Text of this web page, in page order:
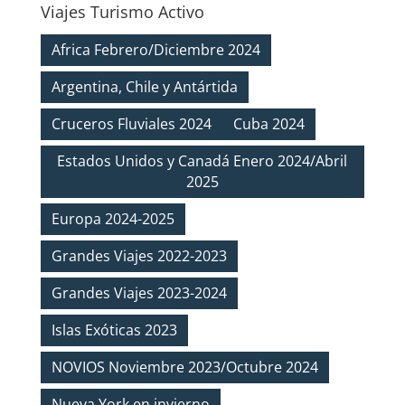
Viajes Turismo Activo
Africa Febrero/Diciembre 2024
Argentina, Chile y Antártida
Cruceros Fluviales 2024
Cuba 2024
Estados Unidos y Canadá Enero 2024/Abril
2025
Europa 2024-2025
Grandes Viajes 2022-2023
Grandes Viajes 2023-2024
Islas Exóticas 2023
NOVIOS Noviembre 2023/Octubre 2024